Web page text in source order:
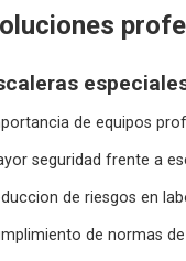
de equipos
seguridad frente a
de riesgos en
de normas